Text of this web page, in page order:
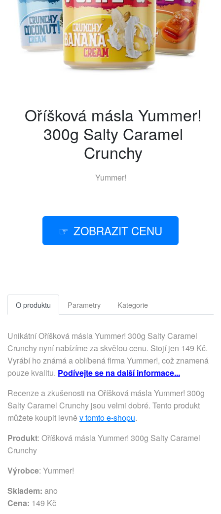
Oříšková másla Yummer!
300g Salty Caramel
Crunchy
Yummer!
ZOBRAZIT CENU
O produktu Parametry Kategorie
Unikátní Oříšková másla Yummer! 300g Salty Caramel
Crunchy nyní nabízíme za skvělou cenu. Stojí jen 149 Kč.
Vyrábí ho známá a oblíbená firma Yummer!, což znamená
pouze kvalitu. Podívejte se na další informace...
Recenze a zkušenosti na Oříšková másla Yummer! 300g
Salty Caramel Crunchy jsou velmi dobré. Tento produkt
můžete koupit levně v tomto e-shopu.
Produkt: Oříšková másla Yummer! 300g Salty Caramel
Crunchy
Výrobce: Yummer!
Skladem: ano
Cena: 149 Kč